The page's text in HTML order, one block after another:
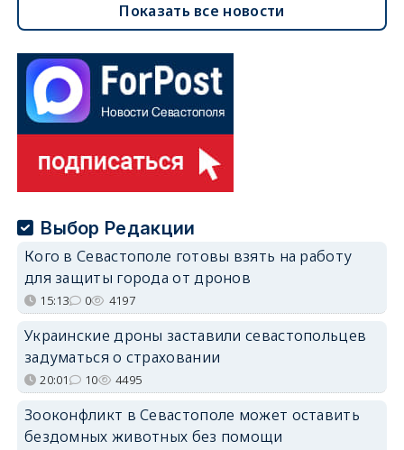
Показать все новости
Выбор Редакции
Кого в Севастополе готовы взять на работу
для защиты города от дронов
15:13 0 4197
Украинские дроны заставили севастопольцев
задуматься о страховании
20:01 10 4495
Зооконфликт в Севастополе может оставить
бездомных животных без помощи